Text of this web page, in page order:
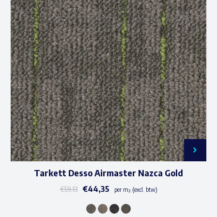
variaties.
Deze
optie
kan
gekozen
worden
op
de
productpagina
Tarkett Desso Airmaster Nazca Gold
€59,13 €44,35 per m² (excl. btw)
Dit